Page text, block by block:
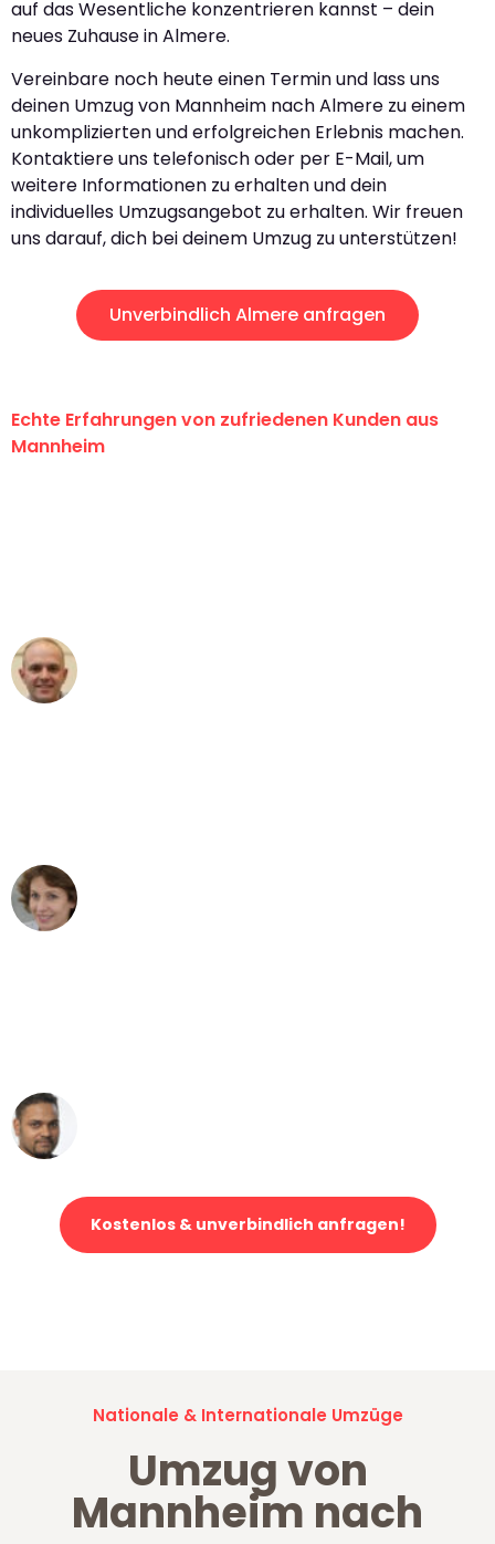
auf das Wesentliche konzentrieren kannst – dein
neues Zuhause in Almere.
Vereinbare noch heute einen Termin und lass uns
deinen Umzug von Mannheim nach Almere zu einem
unkomplizierten und erfolgreichen Erlebnis machen.
Kontaktiere uns telefonisch oder per E-Mail, um
weitere Informationen zu erhalten und dein
individuelles Umzugsangebot zu erhalten. Wir freuen
uns darauf, dich bei deinem Umzug zu unterstützen!
Unverbindlich Almere anfragen
Echte Erfahrungen von zufriedenen Kunden aus
Mannheim
Kostenlos & unverbindlich anfragen!
Nationale & Internationale Umzüge
Umzug von
Mannheim nach